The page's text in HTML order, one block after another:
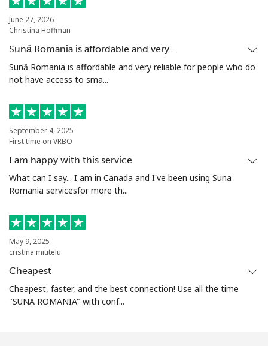
June 27, 2026
Christina Hoffman
Sună Romania is affordable and very…
Sună Romania is affordable and very reliable for people who do
not have access to sma...
September 4, 2025
First time on VRBO
I am happy with this service
What can I say... I am in Canada and I've been using Suna
Romania servicesfor more th...
May 9, 2025
cristina mititelu
Cheapest
Cheapest, faster, and the best connection! Use all the time
"SUNA ROMANIA" with conf...